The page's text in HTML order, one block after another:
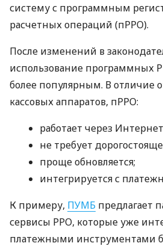
систему с программным
расчетных операций (пРРО).
После изменений в
использование программных
более популярным. В отличие
кассовых аппаратов, пРРО:
работает через
не требует
проще обновляется;
интегрируется с
К примеру, ПУМБ предлагает
сервисы РРО, которые уже
платежными инструментами